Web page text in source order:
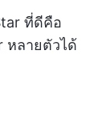
ที่ดีคือ
หลายตัวได้